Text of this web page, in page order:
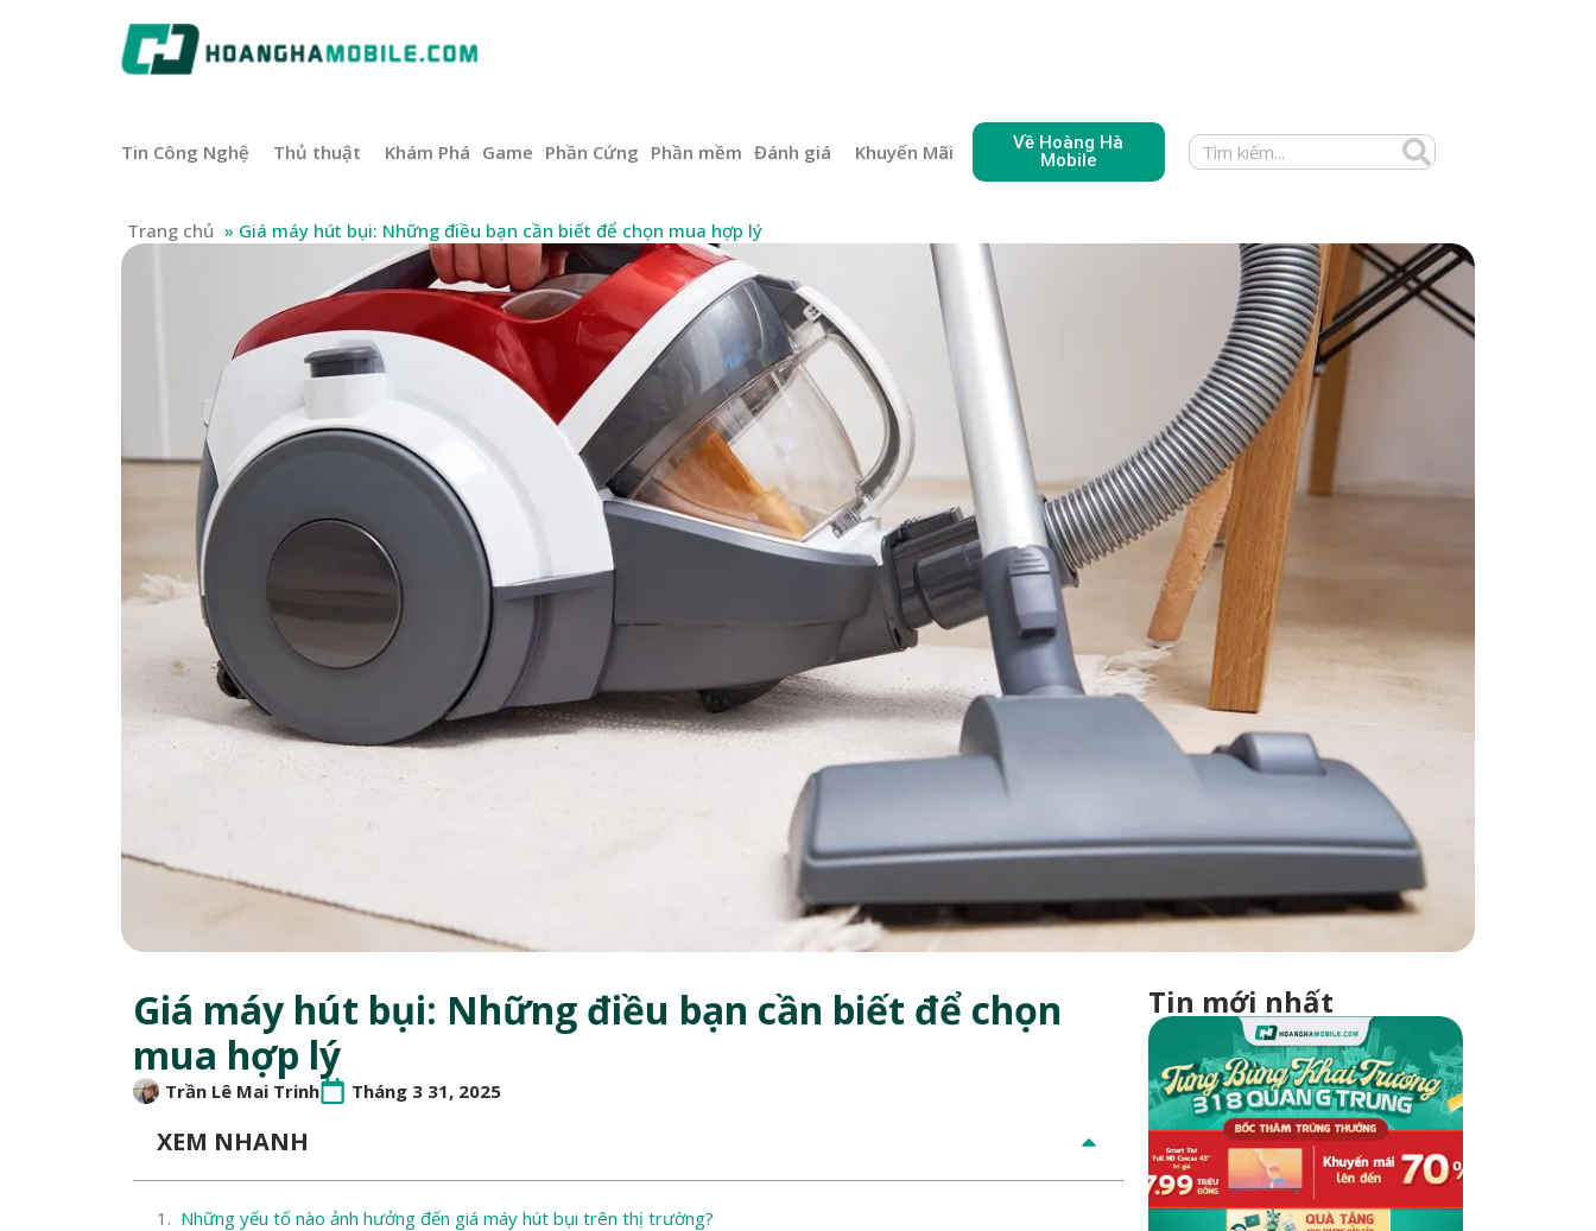
Tin Công Nghệ Thủ thuật Khám Phá Game Phần Cứng Phần mềm Đánh giá Khuyến Mãi
Về Hoàng Hà
Mobile
Trang chủ » Giá máy hút bụi: Những điều bạn cần biết để chọn mua hợp lý
Giá máy hút bụi: Những điều bạn cần biết để chọn
mua hợp lý
Trần Lê Mai Trinh Tháng 3 31, 2025
XEM NHANH
Những yếu tố nào ảnh hưởng đến giá máy hút bụi trên thị trường?
Tin mới nhất